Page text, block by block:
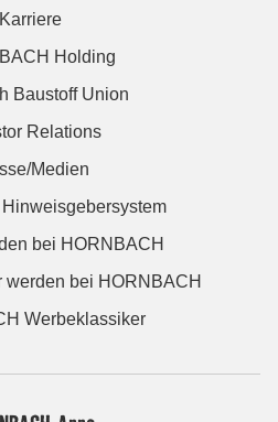
Karriere
Holding
Baustoff Union
Relations
Medien
bei HORNBACH
werden bei HORNBACH
Werbeklassiker